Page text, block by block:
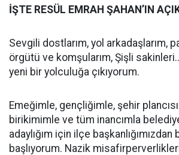
İŞTE RESÜL EMRAH ŞAHAN’IN
Sevgili dostlarım, yol arkadaşlarım,
örgütü ve komşularım, Şişli
yeni bir yolculuğa çıkıyorum.
Emeğimle, gençliğimle, şehir
birikimimle ve tüm inancımla
adaylığım için ilçe
başlıyorum. Nazik